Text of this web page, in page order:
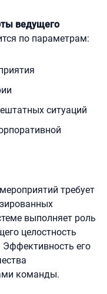
ведущего
по параметрам:
ситуаций
требует
выполняет роль
целостность
Эффективность его
команды.